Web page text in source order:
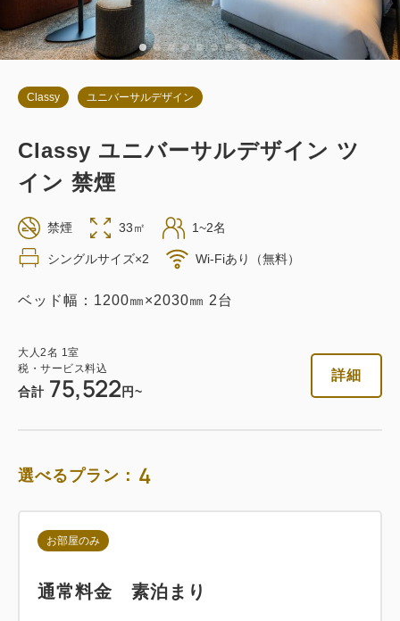
詳細 今すぐ予約
75,522円
名1室
79,498
お部屋のみ
Web決済
朝食付き
Classy ユニバーサルデザイン
Classy ユニバーサルデザイン ツ
イン 禁煙
禁煙 33㎡ 1~2名
シングルサイズ×2 Wi-Fiあり（無料）
ベッド幅：1200㎜×2030㎜ 2台
大人 2名 1 室
税・サービス料込
合計 75,522 円~
詳細
選べるプラン： 4
お部屋のみ
通常料金 素泊まり